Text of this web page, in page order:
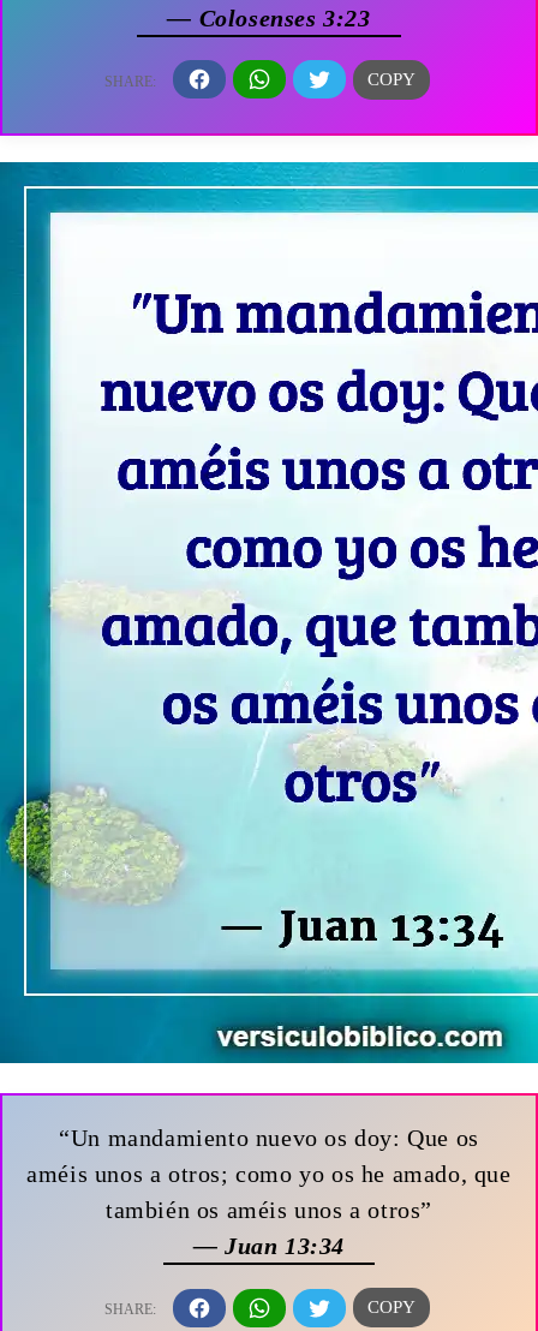
— Colosenses 3:23
“Un mandamiento nuevo os doy: Que os
améis unos a otros; como yo os he amado, que
también os améis unos a otros”
— Juan 13:34